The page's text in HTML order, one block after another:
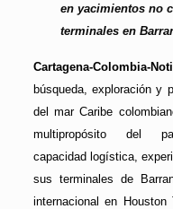
en yacimientos no
terminales en
Cartagena-Colombia-
búsqueda, exploración y
del mar Caribe
multipropósito del
capacidad logística,
sus terminales de
internacional en